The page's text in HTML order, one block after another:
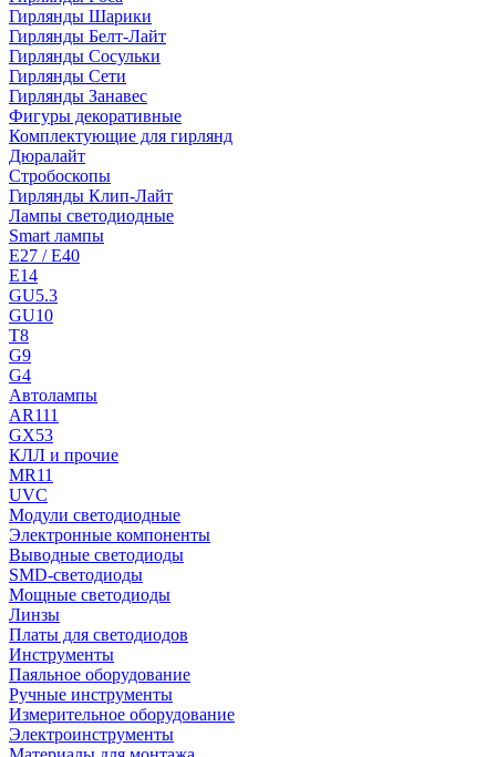
Гирлянды Шарики
Гирлянды Белт-Лайт
Гирлянды Сосульки
Гирлянды Сети
Гирлянды Занавес
Фигуры декоративные
Комплектующие для гирлянд
Дюралайт
Стробоскопы
Гирлянды Клип-Лайт
Лампы светодиодные
Smart лампы
E27 / E40
E14
GU5.3
GU10
T8
G9
G4
Автолампы
AR111
GX53
КЛЛ и прочие
MR11
UVC
Модули светодиодные
Электронные компоненты
Выводные светодиоды
SMD-светодиоды
Мощные светодиоды
Линзы
Платы для светодиодов
Инструменты
Паяльное оборудование
Ручные инструменты
Измерительное оборудование
Электроинструменты